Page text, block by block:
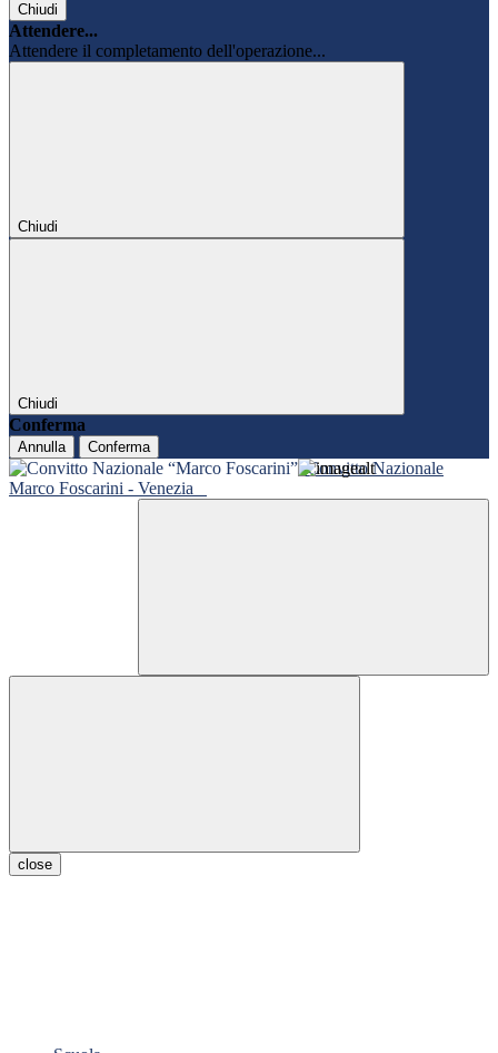
Chiudi
Attendere...
Attendere il completamento dell'operazione...
Chiudi
Chiudi
Conferma
Annulla Conferma
Convitto Nazionale
Marco Foscarini - Venezia
close